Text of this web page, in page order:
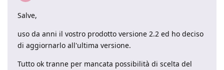
Salve,
uso da anni il vostro prodotto versione 2.2 ed ho deciso
di aggiornarlo all'ultima versione.
Tutto ok tranne per mancata possibilità di scelta del